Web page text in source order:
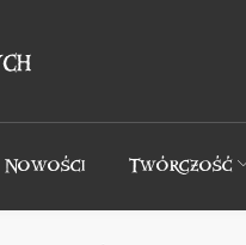
Nowości Twórczość